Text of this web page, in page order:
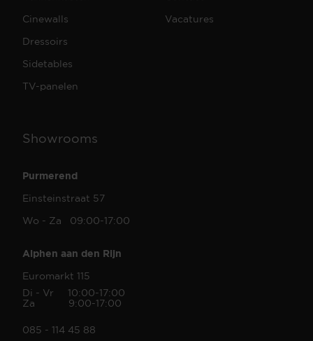
Cinewalls
Dressoirs
Sidetables
TV-panelen
Vacatures
Showrooms
Purmerend
Einsteinstraat 57
Wo - Za 09:00-17:00
Alphen aan den Rijn
Euromarkt 115
Di - Vr 10:00-17:00
Za 9:00-17:00
085 - 114 45 88